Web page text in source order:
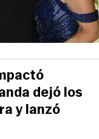
dejó los
y lanzó